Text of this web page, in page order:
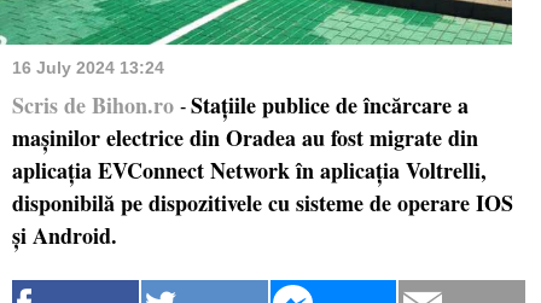
16 July 2024 13:24
Scris de Bihon.ro - Stațiile publice de încărcare a
mașinilor electrice din Oradea au fost migrate din
aplicația EVConnect Network în aplicația Voltrelli,
disponibilă pe dispozitivele cu sisteme de operare IOS
și Android.